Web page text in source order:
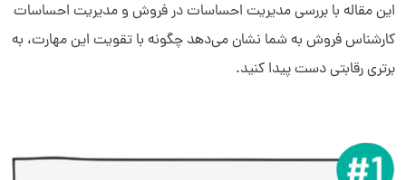
این مقاله با بررسی مدیریت احساسات در فروش و مدیریت احساسات
کارشناس فروش به شما نشان می‌دهد چگونه با تقویت این مهارت، به
برتری رقابتی دست پیدا کنید.